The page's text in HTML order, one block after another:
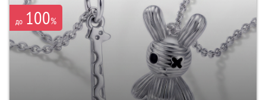
до 100%